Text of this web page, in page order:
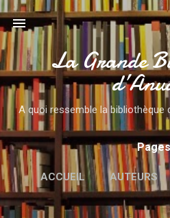
Accéder au
La Grande
A quoi ressemble la bibliothèque
Pages
ACCUEIL AUTEURS